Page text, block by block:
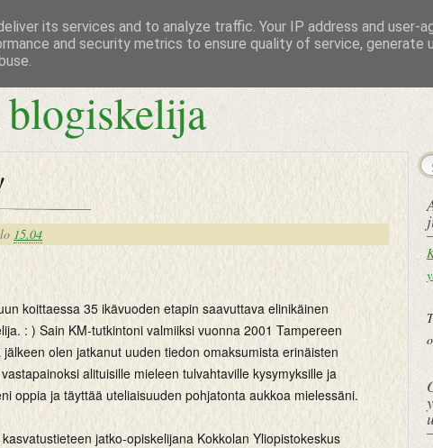
15.04
koittaessa 35 ikävuoden etapin saavuttava elinikäinen
: ) Sain KM-tutkintoni valmiiksi vuonna 2001 Tampereen
olen jatkanut uuden tiedon omaksumista erinäisten
alituisille mieleen tulvahtaville kysymyksille ja
oppia ja täyttää uteliaisuuden pohjatonta aukkoa mielessäni.
jatko-opiskelijana Kokkolan Yliopistokeskus
its services and to analyze traffic. Your IP address and user-
and security metrics to ensure quality of service, generate